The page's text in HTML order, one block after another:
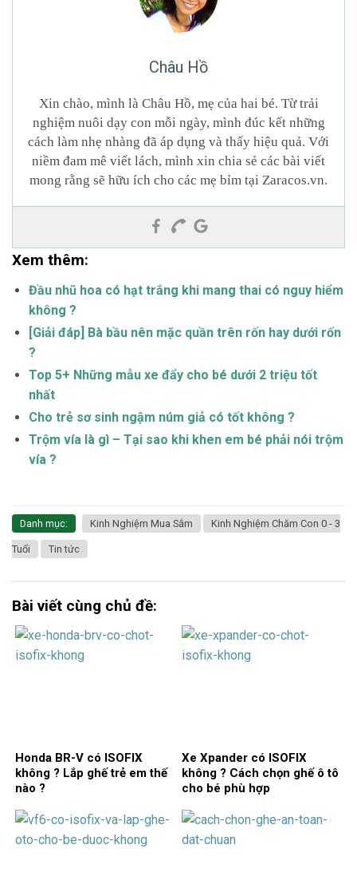
Châu Hồ
Xin chào, mình là Châu Hồ, mẹ của hai bé. Từ trải
nghiệm nuôi dạy con mỗi ngày, mình đúc kết những
cách làm nhẹ nhàng đã áp dụng và thấy hiệu quả. Với
niềm đam mê viết lách, mình xin chia sẻ các bài viết
mong rằng sẽ hữu ích cho các mẹ bỉm tại Zaracos.vn.
Xem thêm:
Đầu nhũ hoa có hạt trắng khi mang thai có nguy hiểm
không ?
[Giải đáp] Bà bầu nên mặc quần trên rốn hay dưới rốn
?
Top 5+ Những mẫu xe đẩy cho bé dưới 2 triệu tốt
nhất
Cho trẻ sơ sinh ngậm núm giả có tốt không ?
Trộm vía là gì – Tại sao khi khen em bé phải nói trộm
vía ?
Danh mục: Kinh Nghiệm Mua Sắm Kinh Nghiệm Chăm Con 0 - 3
Tuổi Tin tức
Bài viết cùng chủ đề:
Honda BR-V có ISOFIX
không ? Lắp ghế trẻ em thế
nào ?
Xe Xpander có ISOFIX
không ? Cách chọn ghế ô tô
cho bé phù hợp